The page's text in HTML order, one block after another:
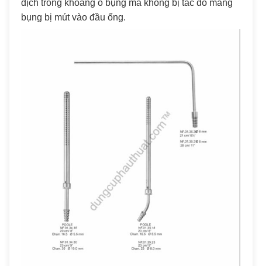
dịch trong khoang ổ bụng mà không bị tắc do màng
bụng bị mút vào đầu ống.